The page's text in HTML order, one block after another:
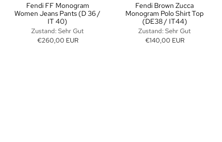
Fendi FF Monogram
Women Jeans Pants (D 36 /
IT 40)
Zustand: Sehr Gut
€260,00 EUR
Fendi Brown Zucca
Monogram Polo Shirt Top
(DE38 / IT44)
Zustand: Sehr Gut
€140,00 EUR